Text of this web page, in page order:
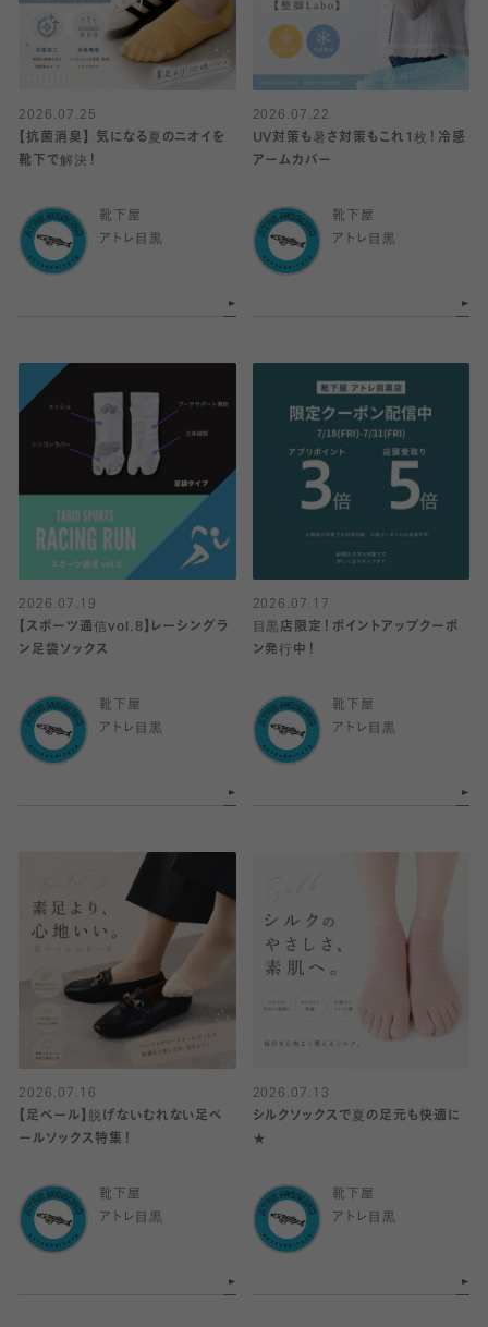
2026.07.25
【抗菌消臭】 気になる夏のニオイを
靴下で解決！
靴下屋
アトレ目黒
2026.07.22
UV対策も暑さ対策もこれ1枚！冷感
アームカバー
靴下屋
アトレ目黒
2026.07.19
【スポーツ通信vol.8】レーシングラ
ン足袋ソックス
靴下屋
アトレ目黒
2026.07.17
目黒店限定！ポイントアップクーポ
ン発行中！
靴下屋
アトレ目黒
2026.07.16
【足ベール】脱げないむれない足ベ
ールソックス特集！
靴下屋
アトレ目黒
2026.07.13
シルクソックスで夏の足元も快適に
★
靴下屋
アトレ目黒